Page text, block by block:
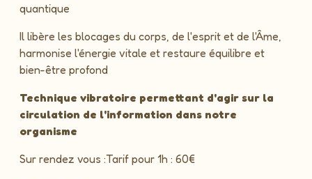
quantique
Il libère les blocages du corps, de l'esprit et de l'Âme,
harmonise l'énergie vitale et restaure équilibre et
bien-être profond
Technique vibratoire permettant d'agir sur la
circulation de l'information dans notre
organisme
Sur rendez vous :Tarif pour 1h : 60€